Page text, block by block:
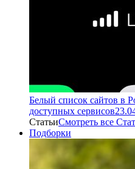
Белый список сайтов в
доступных сервисов
СтатьиСмотреть все
Подборки